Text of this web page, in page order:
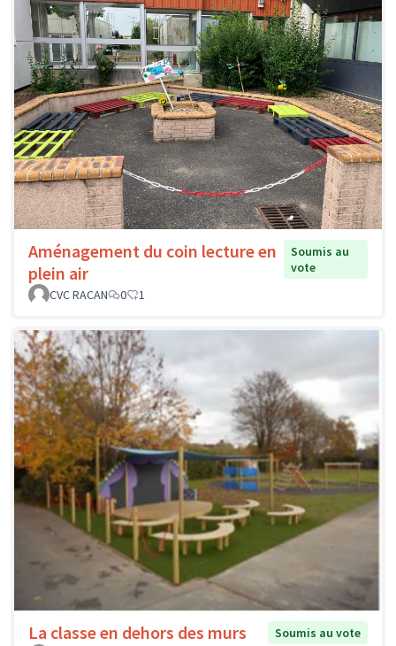
Aménagement du coin lecture en
plein air
Soumis au
vote
CVC RACAN
0 1
La classe en dehors des murs
Soumis au vote